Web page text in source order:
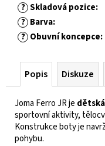
? Skladová pozice:
? Barva:
? Obuvní koncepce:
Popis Diskuze
Joma Ferro JR je
sportovní aktivity,
Konstrukce boty je
pohybu.